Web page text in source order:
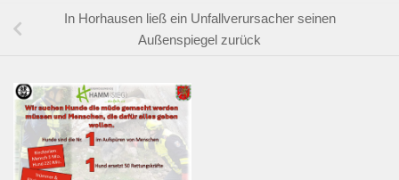
In Horhausen ließ ein Unfallverursacher seinen
Außenspiegel zurück